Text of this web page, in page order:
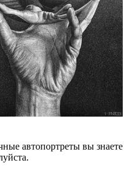
автопортреты вы знаете